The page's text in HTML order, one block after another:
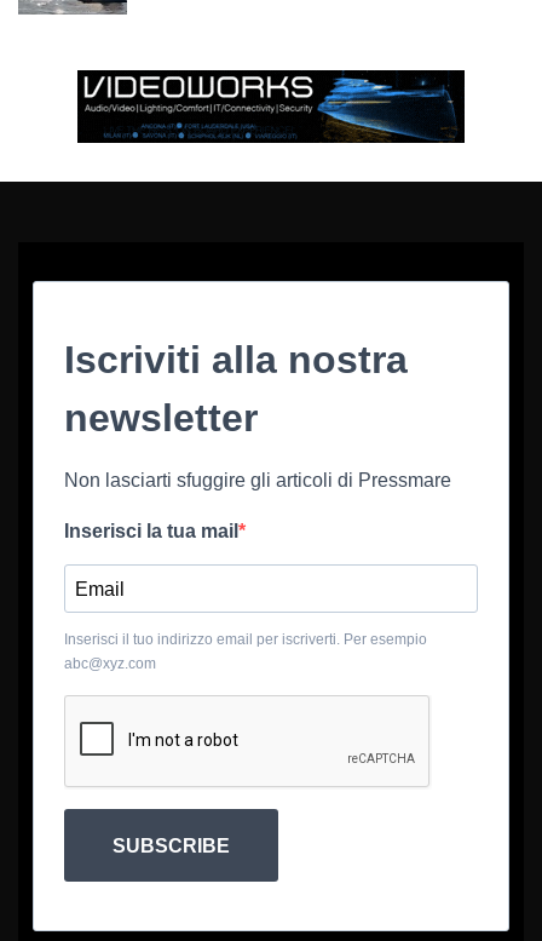
Iscriviti alla nostra
newsletter
Non lasciarti sfuggire gli articoli di Pressmare
Inserisci la tua mail
Inserisci il tuo indirizzo email per iscriverti. Per esempio
abc@xyz.com
SUBSCRIBE